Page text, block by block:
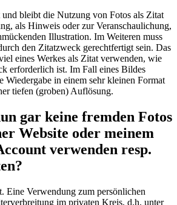
bleibt die Nutzung von Fotos als Zitat
als Hinweis oder zur Veranschaulichung,
Illustration. Im Weiteren muss
den Zitatzweck gerechtfertigt sein. Das
eines Werkes als Zitat verwenden, wie
erforderlich ist. Im Fall eines Bildes
Wiedergabe in einem sehr kleinen Format
tiefen (groben) Auflösung.
gar keine fremden Fotos
Website oder meinem
verwenden resp.
Eine Verwendung zum persönlichen
im privaten Kreis, d.h. unter